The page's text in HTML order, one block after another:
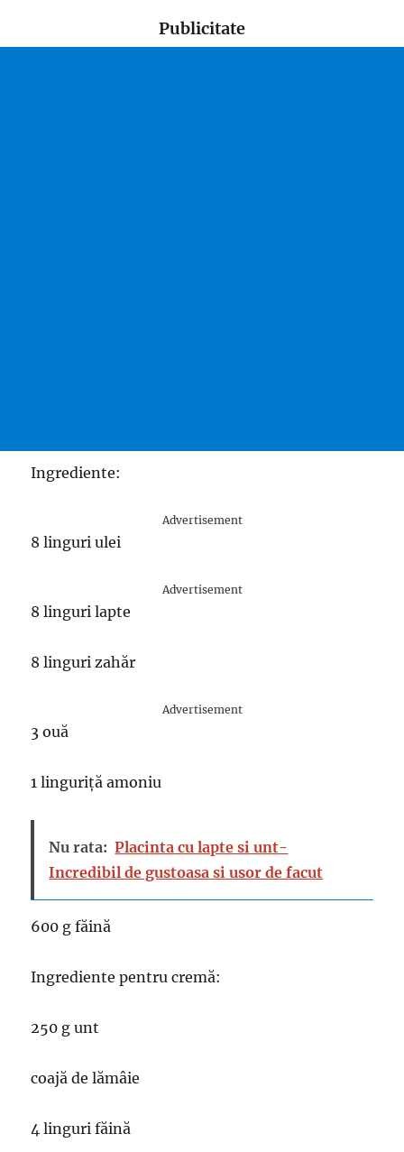
Publicitate
Ingrediente:
Advertisement
8 linguri ulei
Advertisement
8 linguri lapte
8 linguri zahăr
Advertisement
3 ouă
1 linguriță amoniu
Nu rata: Placinta cu lapte si unt-
Incredibil de gustoasa si usor de facut
600 g făină
Ingrediente pentru cremă:
250 g unt
coajă de lămâie
4 linguri făină